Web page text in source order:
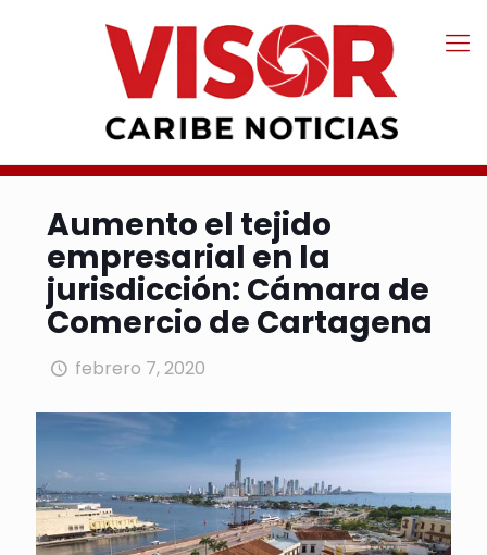
Aumento el tejido
empresarial en la
jurisdicción: Cámara de
Comercio de Cartagena
febrero 7, 2020